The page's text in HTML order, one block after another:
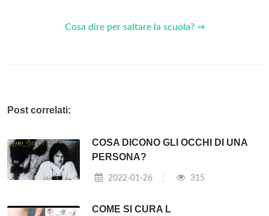
Cosa dire per saltare la scuola? ⇒
Post correlati:
COSA DICONO GLI OCCHI DI UNA
PERSONA?
2022-01-26 315
COME SI CURA L